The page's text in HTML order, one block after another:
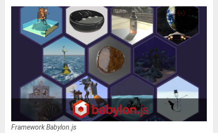
Framework Babylon.js